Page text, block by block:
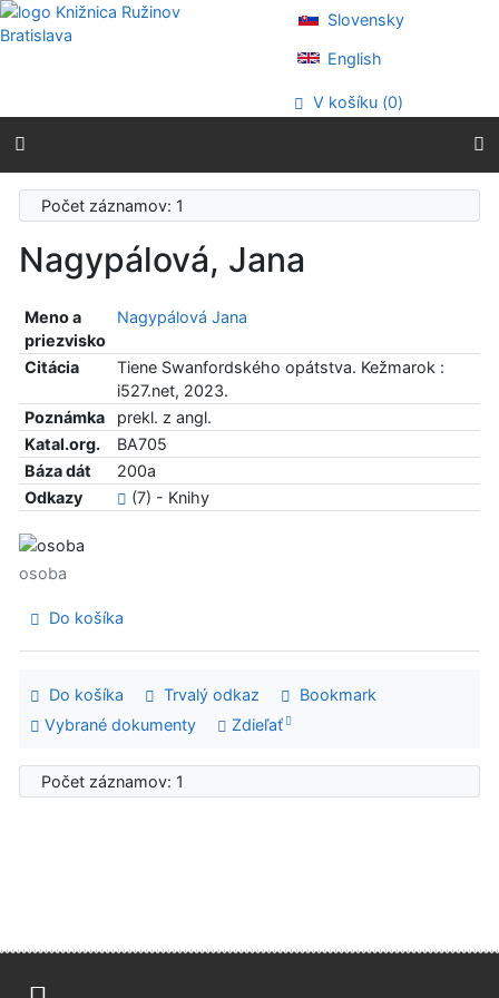
Prejsť na obsah
Prejsť na menu
Prehlásenie o webovej prístupnosti
Slovensky
English
V košíku (0)
Počet záznamov: 1
Nagypálová, Jana
Meno a
priezvisko
Nagypálová Jana
Citácia
Tiene Swanfordského opátstva. Kežmarok :
i527.net, 2023.
Poznámka
prekl. z angl.
Katal.org.
BA705
Báza dát
200a
Odkazy
(7) - Knihy
osoba
Do košíka
Do košíka Trvalý odkaz
Bookmark
Vybrané dokumenty
Zdieľať
Počet záznamov: 1